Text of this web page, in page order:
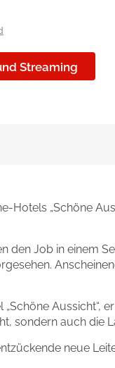
Streaming
Hotels „Schöne
den Job in einem
Aussicht“,
sondern auch die
neue